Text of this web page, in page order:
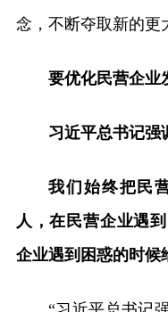
念，不断夺取新的更
要优化民营企业
习近平总书记
我们始终把民
人，在民营企业遇
企业遇到困惑的时候